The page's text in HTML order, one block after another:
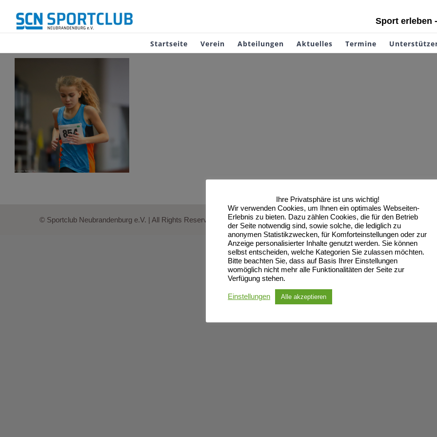
Inhalt
Sport erleben
Startseite Verein Abteilungen Aktuelles Termine
© Sportclub Neubrandenburg e.V. | All Rights Reserved
Ihre Privatsphäre ist uns wichtig!
Wir verwenden Cookies, um Ihnen ein optimales Webseiten-
Erlebnis zu bieten. Dazu zählen Cookies, die für den Betrieb
der Seite notwendig sind, sowie solche, die lediglich zu
anonymen Statistikzwecken, für Komforteinstellungen oder zur
Anzeige personalisierter Inhalte genutzt werden. Sie können
selbst entscheiden, welche Kategorien Sie zulassen möchten.
Bitte beachten Sie, dass auf Basis Ihrer Einstellungen
womöglich nicht mehr alle Funktionalitäten der Seite zur
Verfügung stehen.
Einstellungen Alle akzeptieren